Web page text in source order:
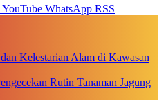
YouTube WhatsApp RSS
Kelestarian Alam di Kawasan
Rutin Tanaman Jagung